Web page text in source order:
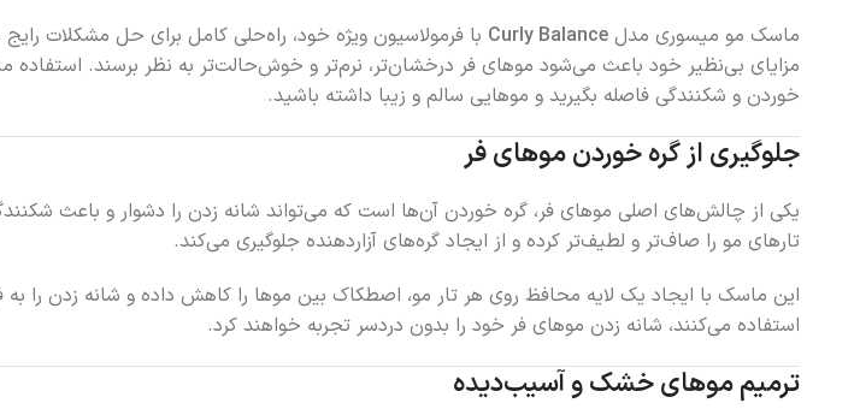
ماسک مو میسوری مدلCurly Balance با فرمولاسیون ویژه خود، راه‌حلی کامل برای حل مشکلات
مزایای بی‌نظیر خود باعث می‌شود موهای فر درخشان‌تر، نرم‌تر و خوش‌حالت‌تر به نظر برسند.
خوردن و شکنندگی فاصله بگیرید و موهایی سالم و زیبا داشته باشید.
جلوگیری از گره خوردن موهای فر
یکی از چالش‌های اصلی موهای فر، گره خوردن آن‌ها است که می‌تواند شانه زدن را دشوار و باعث
تارهای مو را صاف‌تر و لطیف‌تر کرده و از ایجاد گره‌های آزاردهنده جلوگیری می‌کند.
این ماسک با ایجاد یک لایه محافظ روی هر تار مو، اصطکاک بین موها را کاهش داده و شانه زدن را
استفاده می‌کنند، شانه زدن موهای فر خود را بدون دردسر تجربه خواهند کرد.
ترمیم موهای خشک و آسیب‌دیده